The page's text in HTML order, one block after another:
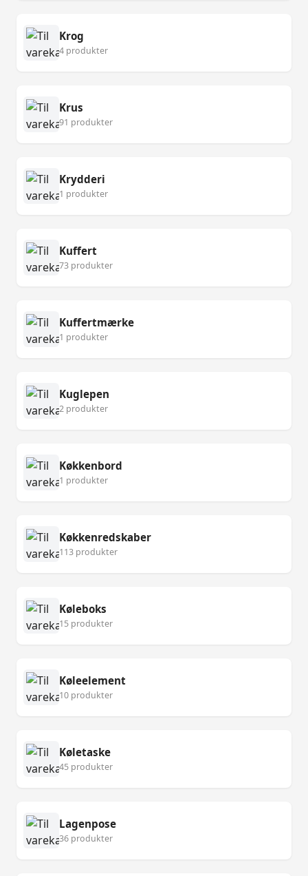
Krog
4 produkter
Krus
91 produkter
Krydderi
1 produkter
Kuffert
73 produkter
Kuffertmærke
1 produkter
Kuglepen
2 produkter
Køkkenbord
1 produkter
Køkkenredskaber
113 produkter
Køleboks
15 produkter
Køleelement
10 produkter
Køletaske
45 produkter
Lagenpose
36 produkter